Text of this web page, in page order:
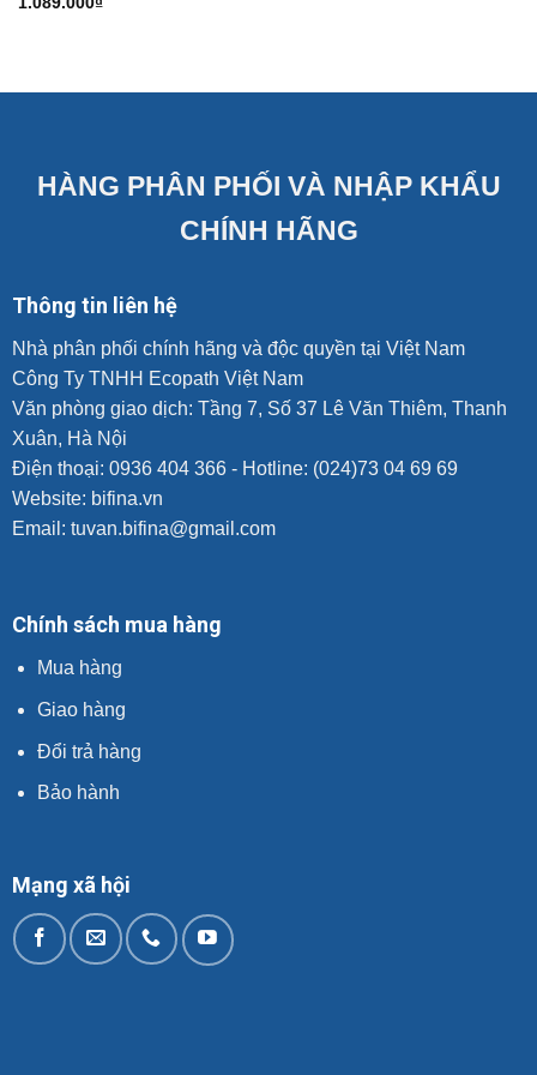
HÀNG PHÂN PHỐI VÀ NHẬP KHẨU
CHÍNH HÃNG
Thông tin liên hệ
Nhà phân phối chính hãng và độc quyền tại Việt Nam
Công Ty TNHH Ecopath Việt Nam
Văn phòng giao dịch: Tầng 7, Số 37 Lê Văn Thiêm, Thanh
Xuân, Hà Nội
Điện thoại: 0936 404 366 - Hotline: (024)73 04 69 69
Website: bifina.vn
Email: tuvan.bifina@gmail.com
Chính sách mua hàng
Mua hàng
Giao hàng
Đổi trả hàng
Bảo hành
Mạng xã hội